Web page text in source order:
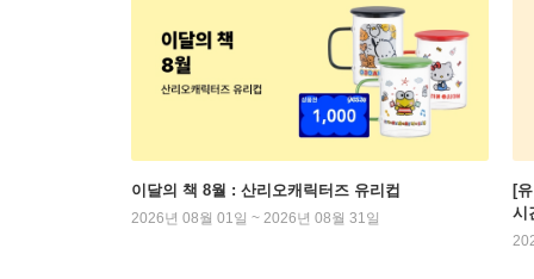
이달의 책 8월 : 산리오캐릭터즈 유리컵
2026년 08월 01일 ~ 2026년 08월 31일
[
시